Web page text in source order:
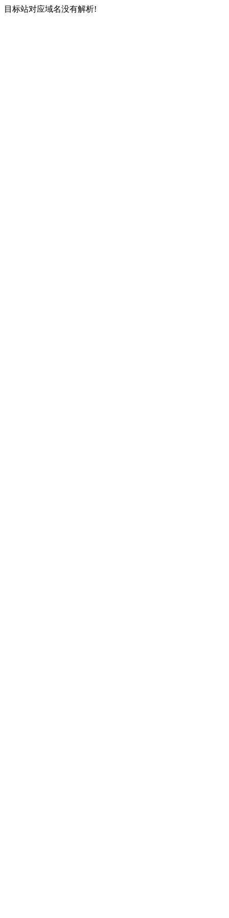
目标站对应域名没有解析!